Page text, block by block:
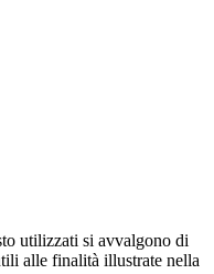
utilizzati si avvalgono di
alle finalità illustrate nella